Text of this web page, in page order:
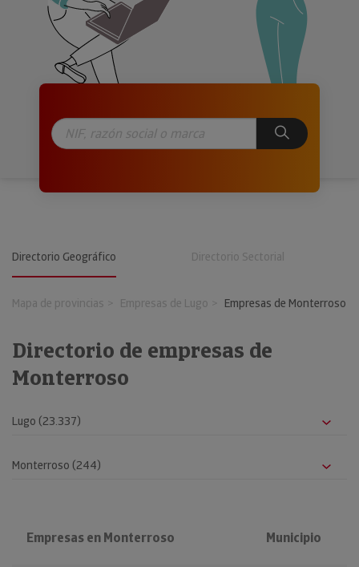
Directorio Geográfico Directorio Sectorial
Mapa de provincias Empresas de Lugo Empresas de Monterroso
Directorio de empresas de
Monterroso
Empresas en Monterroso Municipio